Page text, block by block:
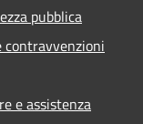
pubblica
e assistenza